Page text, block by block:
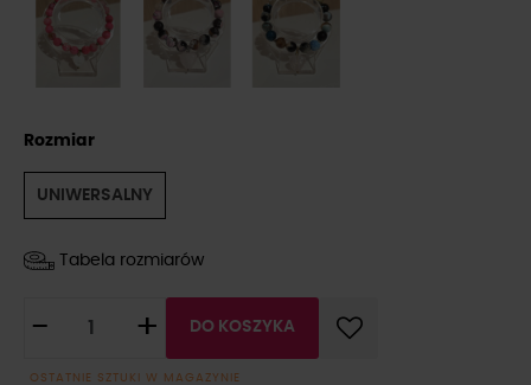
Rozmiar
UNIWERSALNY
Tabela rozmiarów
- + DO KOSZYKA
OSTATNIE SZTUKI W MAGAZYNIE